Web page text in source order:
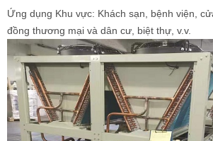
Ứng dụng Khu vực: Khách sạn, bệnh viện,
đồng thương mại và dân cư, biệt thự, v.v.